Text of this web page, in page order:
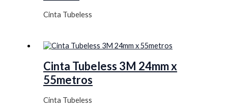
Cinta Tubeless
Cinta Tubeless 3M 24mm x
55metros
Cinta Tubeless